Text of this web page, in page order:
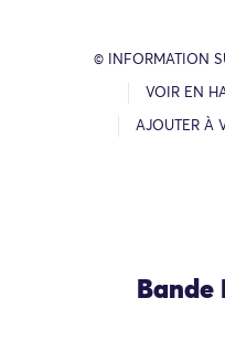
© INFORMATION
VOIR EN
AJOUTER À
Bande